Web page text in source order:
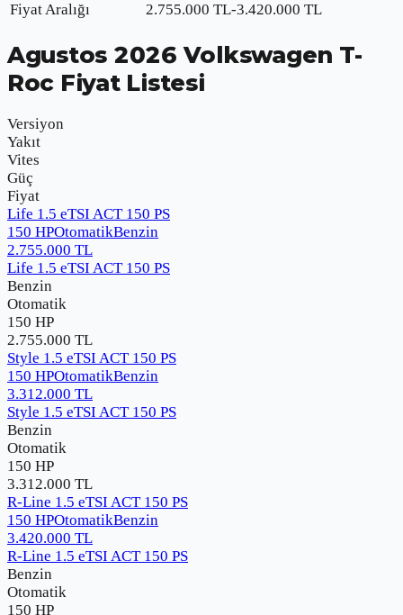
Fiyat Aralığı 2.755.000 TL-3.420.000 TL
Agustos 2026 Volkswagen T-
Roc Fiyat Listesi
Versiyon
Yakıt
Vites
Güç
Fiyat
Life 1.5 eTSI ACT 150 PS
150 HPOtomatikBenzin
2.755.000 TL
Life 1.5 eTSI ACT 150 PS
Benzin
Otomatik
150 HP
2.755.000 TL
Style 1.5 eTSI ACT 150 PS
150 HPOtomatikBenzin
3.312.000 TL
Style 1.5 eTSI ACT 150 PS
Benzin
Otomatik
150 HP
3.312.000 TL
R-Line 1.5 eTSI ACT 150 PS
150 HPOtomatikBenzin
3.420.000 TL
R-Line 1.5 eTSI ACT 150 PS
Benzin
Otomatik
150 HP